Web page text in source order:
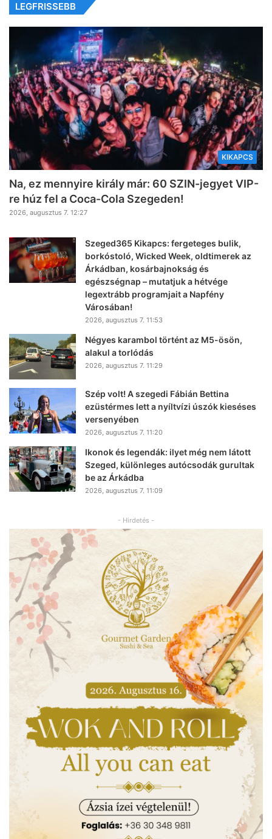
LEGFRISSEBB
KIKAPCS
Na, ez mennyire király már: 60 SZIN-jegyet VIP-
re húz fel a Coca-Cola Szegeden!
2026, augusztus 7. 12:27
Szeged365 Kikapcs: fergeteges bulik,
borkóstoló, Wicked Week, oldtimerek az
Árkádban, kosárbajnokság és
egészségnap – mutatjuk a hétvége
legextrább programjait a Napfény
Városában!
2026, augusztus 7. 11:53
Négyes karambol történt az M5-ösön,
alakul a torlódás
2026, augusztus 7. 11:29
Szép volt! A szegedi Fábián Bettina
ezüstérmes lett a nyíltvízi úszók kieséses
versenyében
2026, augusztus 7. 11:20
Ikonok és legendák: ilyet még nem látott
Szeged, különleges autócsodák gurultak
be az Árkádba
2026, augusztus 7. 11:09
- Hirdetés -